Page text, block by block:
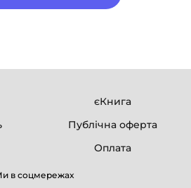
єКнига
Публічна оферта
Оплата
в соцмережах